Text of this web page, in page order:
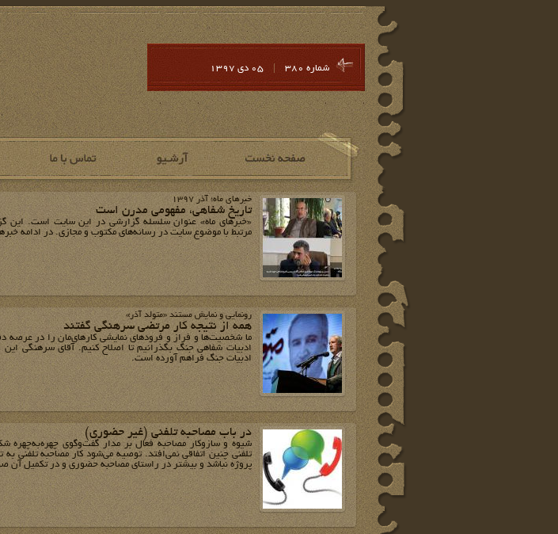
شماره 380
خبرهای ماه؛ آذر 1397
تاریخ شفاهی، مفهومی مدرن است
«خبرهای ماه» عنوان سلسله گزارشی در این سایت است. این
مرتبط با موضوع سایت در رسانه‌های مکتوب و مجازی. در ادامه خبرهایی از آذر 1397
رونمایی و نمایش مستند «متولد آذر»
همه از نتیجه کار مرتضی سرهنگی گفتند
ما شخصیت‌ها و فراز و فرودهای نمایشی کارهای‌مان را در عرصه
ادبیات شفاهی جنگ بگذرانیم تا اصلاح کنیم. آقای سرهنگی
ادبیات جنگ فراهم آورده است.
در باب مصاحبه تلفنی (غیر حضوری‏)‏
شیوه و سازوکار مصاحبه فعال بر مدار گفت‌وگوی چهره‌به‌چهره
تلفنی چنین اتفاقی نمی‌افتد. توصیه می‌شود کار مصاحبه تلفنی به
پروژه نباشد و بیشتر در راستای مصاحبه حضوری و در تکمیل آن